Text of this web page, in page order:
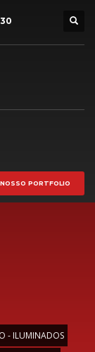
PORTFOLIO
- ILUMINADOS